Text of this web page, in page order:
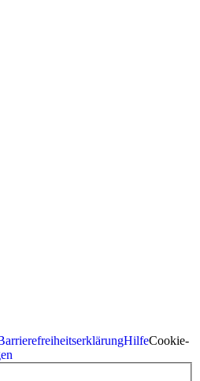
HilfeCookie-